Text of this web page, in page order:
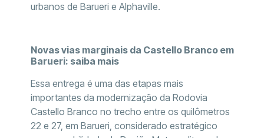
urbanos de Barueri e Alphaville.
Novas vias marginais da Castello Branco em
Barueri: saiba mais
Essa entrega é uma das etapas mais
importantes da modernização da Rodovia
Castello Branco no trecho entre os quilômetros
22 e 27, em Barueri, considerado estratégico